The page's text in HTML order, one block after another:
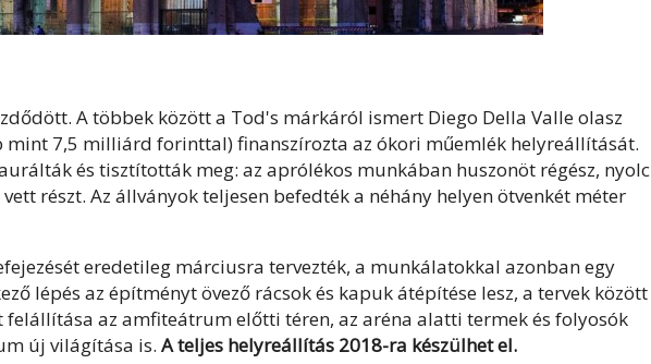
A többek között a Tod's márkáról ismert Diego Della Valle olasz
7,5 milliárd forinttal) finanszírozta az ókori műemlék helyreállítását.
és tisztították meg: az aprólékos munkában huszonöt régész, nyolc
részt. Az állványok teljesen befedték a néhány helyen ötvenkét méter
eredetileg márciusra tervezték, a munkálatokkal azonban egy
lépés az építményt övező rácsok és kapuk átépítése lesz, a tervek között
az amfiteátrum előtti téren, az aréna alatti termek és folyosók
új világítása is. A teljes helyreállítás 2018-ra készülhet el.